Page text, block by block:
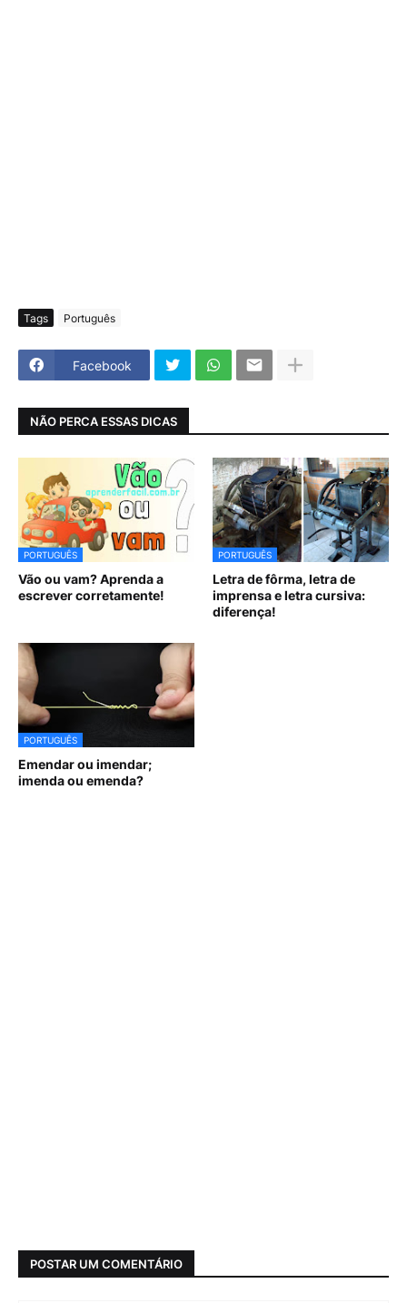
Tags Português
Facebook
NÃO PERCA ESSAS DICAS
PORTUGUÊS
Vão ou vam? Aprenda a
escrever corretamente!
PORTUGUÊS
Letra de fôrma, letra de
imprensa e letra cursiva:
diferença!
PORTUGUÊS
Emendar ou imendar;
imenda ou emenda?
POSTAR UM COMENTÁRIO